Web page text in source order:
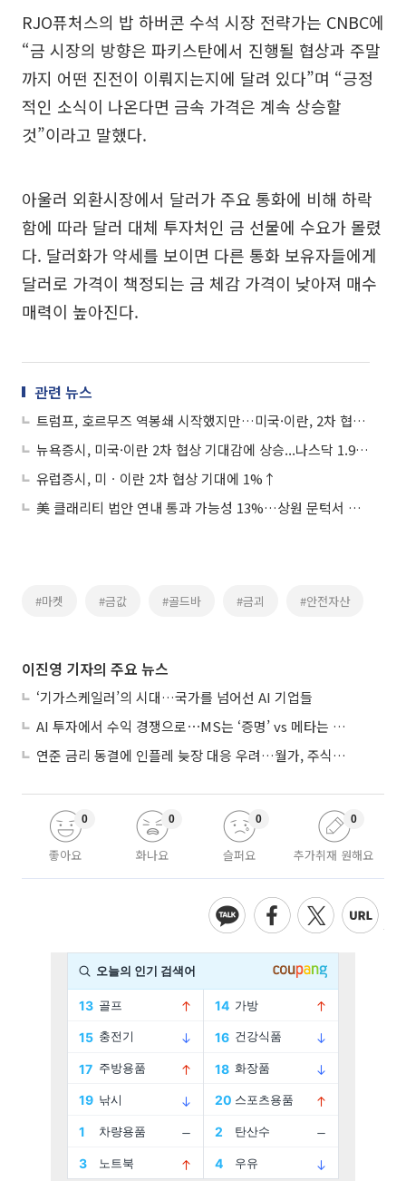
RJO퓨처스의 밥 하버콘 수석 시장 전략가는 CNBC에
“금 시장의 방향은 파키스탄에서 진행될 협상과 주말
까지 어떤 진전이 이뤄지는지에 달려 있다”며 “긍정
적인 소식이 나온다면 금속 가격은 계속 상승할
것”이라고 말했다.
아울러 외환시장에서 달러가 주요 통화에 비해 하락
함에 따라 달러 대체 투자처인 금 선물에 수요가 몰렸
다. 달러화가 약세를 보이면 다른 통화 보유자들에게
달러로 가격이 책정되는 금 체감 가격이 낮아져 매수
매력이 높아진다.
관련 뉴스
트럼프, 호르무즈 역봉쇄 시작했지만…미국·이란, 2차 협상 검토 중
뉴욕증시, 미국·이란 2차 협상 기대감에 상승...나스닥 1.96%↑
유럽증시, 미ㆍ이란 2차 협상 기대에 1%↑
美 클래리티 법안 연내 통과 가능성 13%…상원 문턱서 제동
#마켓 #금값 #골드바 #금괴 #안전자산
이진영 기자의 주요 뉴스
‘기가스케일러’의 시대…국가를 넘어선 AI 기업들
AI 투자에서 수익 경쟁으로⋯MS는 ‘증명’ vs 메타는 ‘숙제’
연준 금리 동결에 인플레 늦장 대응 우려…월가, 주식도 채권도 던졌다
좋아요
0
화나요
0
슬퍼요
0
추가취재 원해요
0